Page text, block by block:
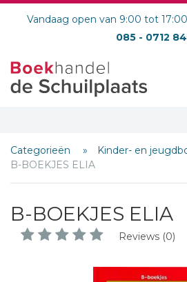
Vandaag open van 9:00 tot
085 - 0712
Categorieën
Kinder- en
B-BOEKJES ELIA
B-BOEKJES ELIA
Reviews (0)